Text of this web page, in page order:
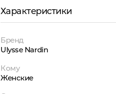
Характеристики
Бренд
Ulysse Nardin
Кому
Женские